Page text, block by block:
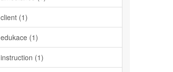
client (1)
edukace (1)
instruction (1)